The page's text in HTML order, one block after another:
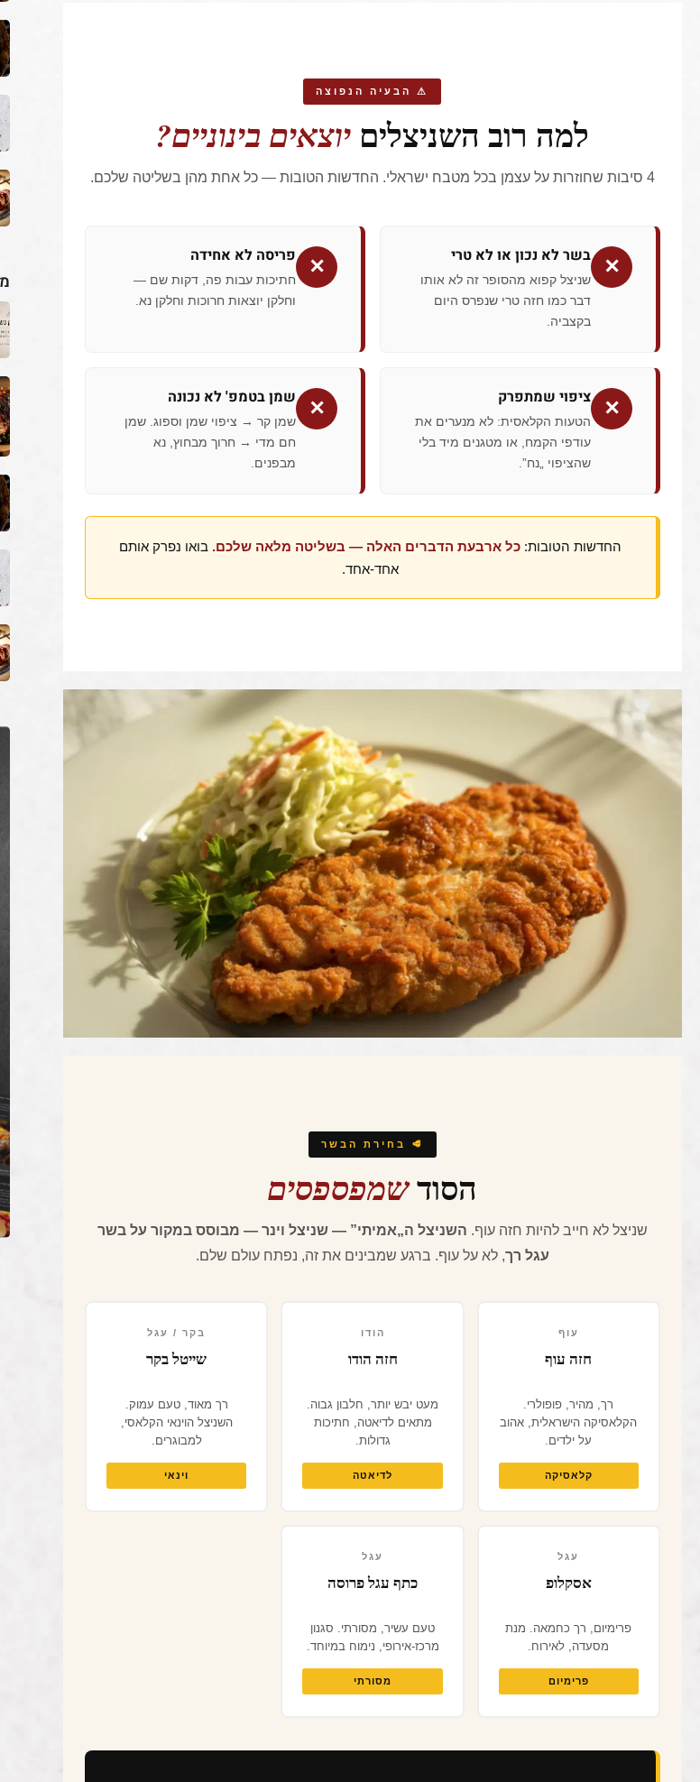
⚠ הבעיה הנפוצה
למה רוב השניצלים יוצאים בינוניים?
4 סיבות שחוזרות על עצמן בכל מטבח ישראלי. החדשות הטובות — כל אחת מהן בשליטה שלכם.
✕
בשר לא נכון או לא טרי
שניצל קפוא מהסופר זה לא אותו
דבר כמו חזה טרי שנפרס היום
בקצביה.
✕
פריסה לא אחידה
חתיכות עבות פה, דקות שם —
וחלקן יוצאות חרוכות וחלקן נא.
✕
ציפוי שמתפרק
הטעות הקלאסית: לא מנערים את
עודפי הקמח, או מטגנים מיד בלי
שהציפוי „נח”.
✕
שמן בטמפ' לא נכונה
שמן קר → ציפוי שמן וספוג. שמן
חם מדי → חרוך מבחוץ, נא
מבפנים.
החדשות הטובות: כל ארבעת הדברים האלה — בשליטה מלאה שלכם. בואו נפרק אותם
אחד-אחד.
🥩 בחירת הבשר
הסודשמפספסים
שניצל לא חייב להיות חזה עוף. השניצל ה„אמיתי” — שניצל וינר — מבוסס במקור על בשר
עגל רך, לא על עוף. ברגע שמבינים את זה, נפתח עולם שלם.
עוף
חזה עוף
רך, מהיר, פופולרי.
הקלאסיקה הישראלית, אהוב
על ילדים.
קלאסיקה
הודו
חזה הודו
מעט יבש יותר, חלבון גבוה.
מתאים לדיאטה, חתיכות
גדולות.
לדיאטה
בקר / עגל
שייטל בקר
רך מאוד, טעם עמוק.
השניצל הוינאי הקלאסי,
למבוגרים.
וינאי
עגל
אסקלופ
פרימיום, רך כחמאה. מנת
מסעדה, לאירוח.
פרימיום
עגל
כתף עגל פרוסה
טעם עשיר, מסורתי. סגנון
מרכז-אירופי, נימוח במיוחד.
מסורתי